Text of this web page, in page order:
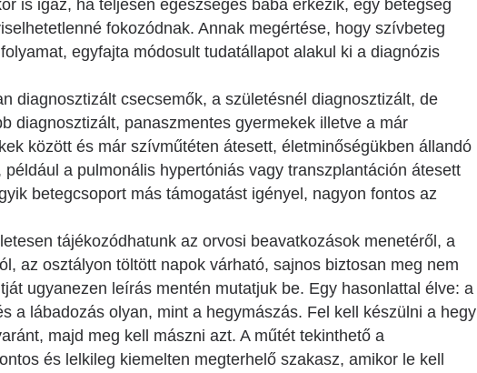
is igaz, ha teljesen egészséges baba érkezik, egy betegség
fokozódnak. Annak megértése, hogy szívbeteg
egyfajta módosult tudatállapot alakul ki a diagnózis
diagnosztizált csecsemők, a születésnél diagnosztizált, de
diagnosztizált, panaszmentes gyermekek illetve a már
között és már szívműtéten átesett, életminőségükben állandó
a pulmonális hypertóniás vagy transzplantáción átesett
betegcsoport más támogatást igényel, nagyon fontos az
tájékozódhatunk az orvosi beavatkozások menetéről, a
az osztályon töltött napok várható, sajnos biztosan meg nem
ugyanezen leírás mentén mutatjuk be. Egy hasonlattal élve: a
a lábadozás olyan, mint a hegymászás. Fel kell készülni a hegy
majd meg kell mászni azt. A műtét tekinthető a
és lelkileg kiemelten megterhelő szakasz, amikor le kell